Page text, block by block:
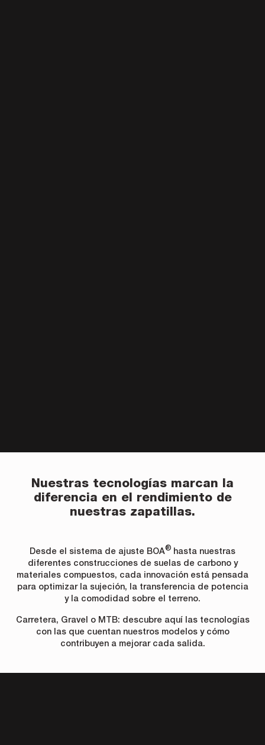
Nuestras tecnologías marcan la
diferencia en el rendimiento de
nuestras zapatillas.
Desde el sistema de ajuste BOA® hasta nuestras
diferentes construcciones de suelas de carbono y
materiales compuestos, cada innovación está pensada
para optimizar la sujeción, la transferencia de potencia
y la comodidad sobre el terreno.
Carretera, Gravel o MTB: descubre aquí las tecnologías
con las que cuentan nuestros modelos y cómo
contribuyen a mejorar cada salida.